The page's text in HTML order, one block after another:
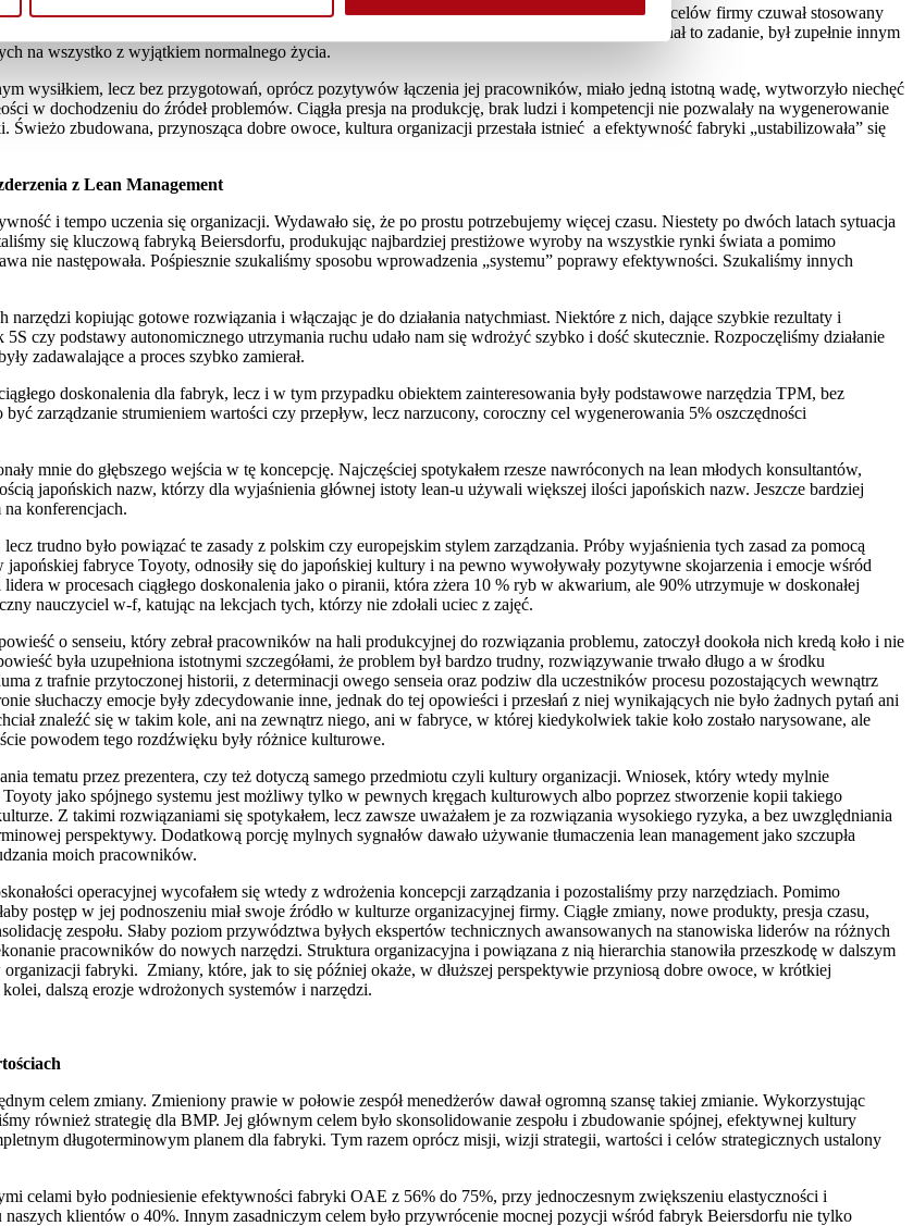
i stanowisk zostały dostosowane do nowej sytuacji. Nad utrzymaniem motywacji do realizacji celów firmy czuwał stosowany
fabryka, produkty, otoczenie biznesowe, maszyny, ludzie, procesy. Zespół, który wykonał to zadanie, był zupełnie innym
na wszystko z wyjątkiem normalnego życia.
wysiłkiem, lecz bez przygotowań, oprócz pozytywów łączenia jej pracowników, miało jedną istotną wadę, wytworzyło niechęć
w dochodzeniu do źródeł problemów. Ciągła presja na produkcję, brak ludzi i kompetencji nie pozwalały na wygenerowanie
zbudowana, przynosząca dobre owoce, kultura organizacji przestała istnieć a efektywność fabryki „ustabilizowała” się
z Lean Management
i tempo uczenia się organizacji. Wydawało się, że po prostu potrzebujemy więcej czasu. Niestety po dwóch latach sytuacja
się kluczową fabryką Beiersdorfu, produkując najbardziej prestiżowe wyroby na wszystkie rynki świata a pomimo
nie następowała. Pośpiesznie szukaliśmy sposobu wprowadzenia „systemu” poprawy efektywności. Szukaliśmy innych
kopiując gotowe rozwiązania i włączając je do działania natychmiast. Niektóre z nich, dające szybkie rezultaty i
czy podstawy autonomicznego utrzymania ruchu udało nam się wdrożyć szybko i dość skutecznie. Rozpoczęliśmy działanie
zadawalające a proces szybko zamierał.
doskonalenia dla fabryk, lecz i w tym przypadku obiektem zainteresowania były podstawowe narzędzia TPM, bez
zarządzanie strumieniem wartości czy przepływ, lecz narzucony, coroczny cel wygenerowania 5% oszczędności
mnie do głębszego wejścia w tę koncepcję. Najczęściej spotykałem rzesze nawróconych na lean młodych konsultantów,
japońskich nazw, którzy dla wyjaśnienia głównej istoty lean-u używali większej ilości japońskich nazw. Jeszcze bardziej
konferencjach.
trudno było powiązać te zasady z polskim czy europejskim stylem zarządzania. Próby wyjaśnienia tych zasad za pomocą
fabryce Toyoty, odnosiły się do japońskiej kultury i na pewno wywoływały pozytywne skojarzenia i emocje wśród
w procesach ciągłego doskonalenia jako o piranii, która zżera 10 % ryb w akwarium, ale 90% utrzymuje w doskonałej
nauczyciel w-f, katując na lekcjach tych, którzy nie zdołali uciec z zajęć.
o senseiu, który zebrał pracowników na hali produkcyjnej do rozwiązania problemu, zatoczył dookoła nich kredą koło i nie
była uzupełniona istotnymi szczegółami, że problem był bardzo trudny, rozwiązywanie trwało długo a w środku
z trafnie przytoczonej historii, z determinacji owego senseia oraz podziw dla uczestników procesu pozostających wewnątrz
słuchaczy emocje były zdecydowanie inne, jednak do tej opowieści i przesłań z niej wynikających nie było żadnych pytań ani
znaleźć się w takim kole, ani na zewnątrz niego, ani w fabryce, w której kiedykolwiek takie koło zostało narysowane, ale
powodem tego rozdźwięku były różnice kulturowe.
tematu przez prezentera, czy też dotyczą samego przedmiotu czyli kultury organizacji. Wniosek, który wtedy mylnie
jako spójnego systemu jest możliwy tylko w pewnych kręgach kulturowych albo poprzez stworzenie kopii takiego
Z takimi rozwiązaniami się spotykałem, lecz zawsze uważałem je za rozwiązania wysokiego ryzyka, a bez uwzględniania
perspektywy. Dodatkową porcję mylnych sygnałów dawało używanie tłumaczenia lean management jako szczupła
moich pracowników.
operacyjnej wycofałem się wtedy z wdrożenia koncepcji zarządzania i pozostaliśmy przy narzędziach. Pomimo
postęp w jej podnoszeniu miał swoje źródło w kulturze organizacyjnej firmy. Ciągłe zmiany, nowe produkty, presja czasu,
zespołu. Słaby poziom przywództwa byłych ekspertów technicznych awansowanych na stanowiska liderów na różnych
pracowników do nowych narzędzi. Struktura organizacyjna i powiązana z nią hierarchia stanowiła przeszkodę w dalszym
fabryki. Zmiany, które, jak to się później okaże, w dłuższej perspektywie przyniosą dobre owoce, w krótkiej
dalszą erozje wdrożonych systemów i narzędzi.
celem zmiany. Zmieniony prawie w połowie zespół menedżerów dawał ogromną szansę takiej zmianie. Wykorzystując
również strategię dla BMP. Jej głównym celem było skonsolidowanie zespołu i zbudowanie spójnej, efektywnej kultury
długoterminowym planem dla fabryki. Tym razem oprócz misji, wizji strategii, wartości i celów strategicznych ustalony
celami było podniesienie efektywności fabryki OAE z 56% do 75%, przy jednoczesnym zwiększeniu elastyczności i
klientów o 40%. Innym zasadniczym celem było przywrócenie mocnej pozycji wśród fabryk Beiersdorfu nie tylko